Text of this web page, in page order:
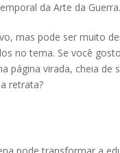
da Arte da Guerra.
mas pode ser muito
no tema. Se você
página virada, cheia
retrata?